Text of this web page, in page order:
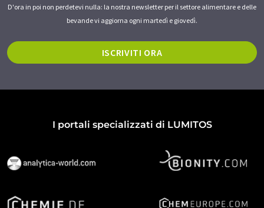
D'ora in poi non perdetevi nulla: la nostra newsletter per il settore alimentare e delle
bevande vi aggiorna ogni martedì e giovedì.
ISCRIVITI ORA
I portali specializzati di LUMITOS